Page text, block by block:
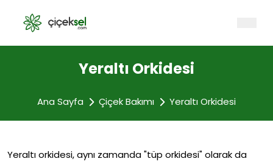
Yeraltı Orkidesi
Ana Sayfa Çiçek Bakımı Yeraltı Orkidesi
Yeraltı orkidesi, aynı zamanda "tüp orkidesi" olarak da